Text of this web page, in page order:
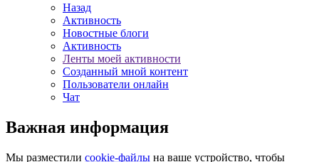
Назад
Активность
Новостные блоги
Активность
Ленты моей активности
Созданный мной контент
Пользователи онлайн
Чат
Важная информация
Мы разместили cookie-файлы на ваше устройство, чтобы